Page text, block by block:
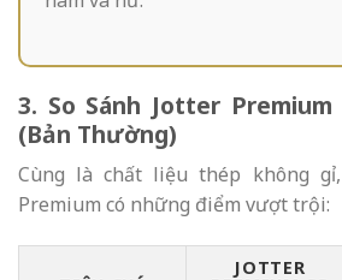
3. So Sánh Jotter
(Bản Thường)
Cùng là chất liệu thép không
Premium có những điểm vượt trội:
JOTTER